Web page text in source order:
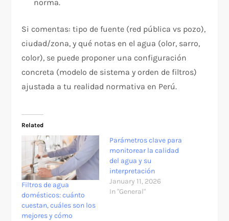
norma.
Si comentas: tipo de fuente (red pública vs pozo),
ciudad/zona, y qué notas en el agua (olor, sarro,
color), se puede proponer una configuración
concreta (modelo de sistema y orden de filtros)
ajustada a tu realidad normativa en Perú.
Related
Filtros de agua
domésticos: cuánto
cuestan, cuáles son los
mejores y cómo
Parámetros clave para
monitorear la calidad
del agua y su
interpretación
January 11, 2026
In "General"